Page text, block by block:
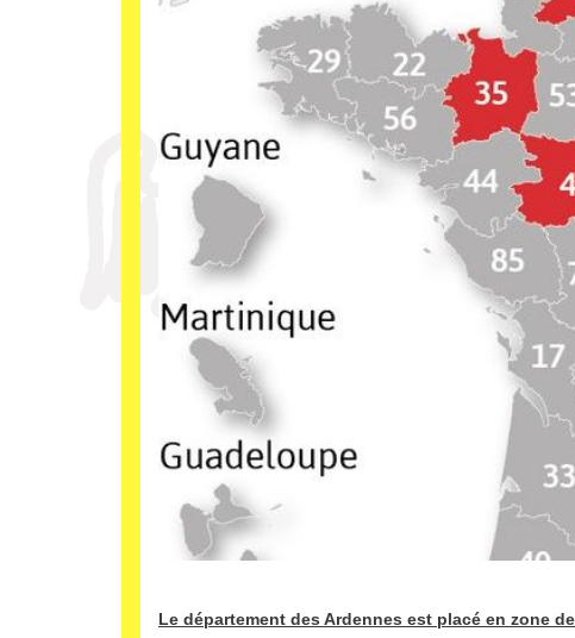
Le département des Ardennes est placé en zone